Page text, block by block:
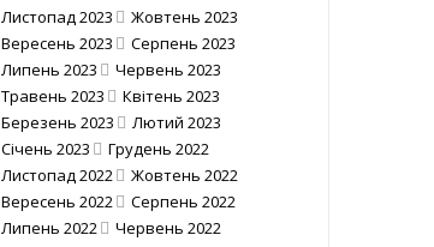
Листопад 2023
Жовтень 2023
Вересень 2023
Серпень 2023
Липень 2023
Червень 2023
Травень 2023
Квітень 2023
Березень 2023
Лютий 2023
Січень 2023
Грудень 2022
Листопад 2022
Жовтень 2022
Вересень 2022
Серпень 2022
Липень 2022
Червень 2022